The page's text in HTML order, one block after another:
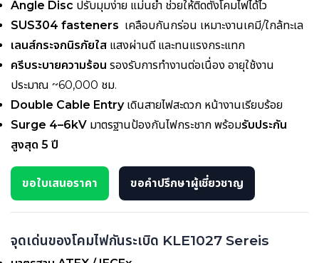
Angle Disc ปรับมุมง่าย แม่นยำ ช่วยให้ติดตั้งโคมไฟได้ไว
SUS304 fasteners เคลือบกันกร่อน เหมาะงานเคมี/ใกล้ทะเล
เลนส์กระจกนิรภัยใส แสงผ่านดี และทนแรงกระแทก
ครีบระบายความร้อน รองรับการทำงานต่อเนื่อง อายุใช้งาน
ประมาณ ~60,000 ชม.
Double Cable Entryเดินสายไฟสะดวก หน้างานเรียบร้อย
Surge 4–6kV มาตรฐานป้องกันไฟกระชาก พร้อมรับประกัน
สูงสุด 5 ปี
ขอใบเสนอราคา ขอคำปรึกษาผู้เชี่ยวชาญ
จุดเด่นของโคมไฟกันระเบิด KLE1027 Sereis